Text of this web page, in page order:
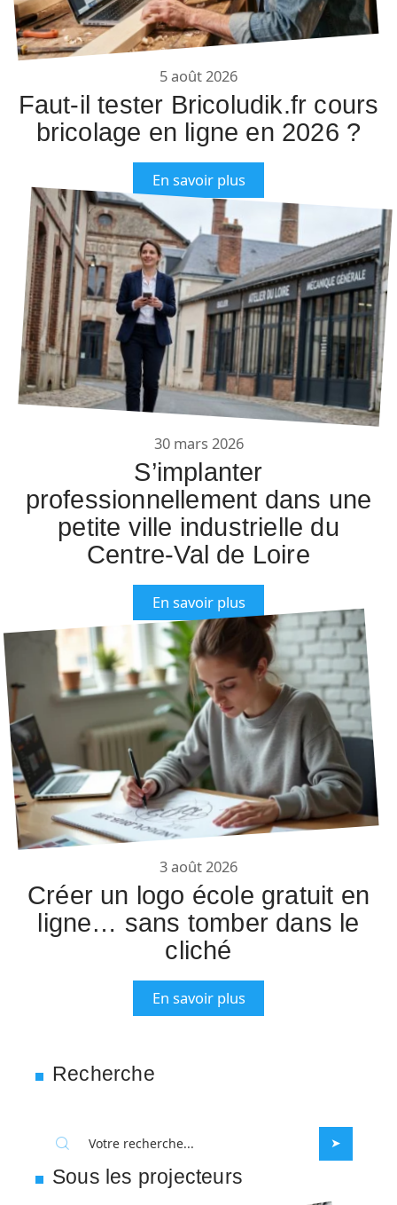
5 août 2026
Faut-il tester Bricoludik.fr cours
bricolage en ligne en 2026 ?
En savoir plus
30 mars 2026
S’implanter
professionnellement dans une
petite ville industrielle du
Centre-Val de Loire
En savoir plus
3 août 2026
Créer un logo école gratuit en
ligne… sans tomber dans le
cliché
En savoir plus
Recherche
Sous les projecteurs